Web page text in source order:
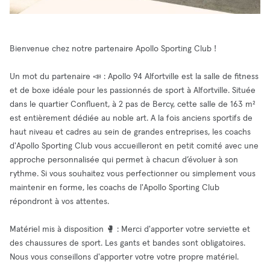
Bienvenue chez notre partenaire Apollo Sporting Club !
Un mot du partenaire 📣 : Apollo 94 Alfortville est la salle de fitness
et de boxe idéale pour les passionnés de sport à Alfortville. Située
dans le quartier Confluent, à 2 pas de Bercy, cette salle de 163 m²
est entièrement dédiée au noble art. A la fois anciens sportifs de
haut niveau et cadres au sein de grandes entreprises, les coachs
d'Apollo Sporting Club vous accueilleront en petit comité avec une
approche personnalisée qui permet à chacun d’évoluer à son
rythme. Si vous souhaitez vous perfectionner ou simplement vous
maintenir en forme, les coachs de l'Apollo Sporting Club
répondront à vos attentes.
Matériel mis à disposition 🥊 : Merci d'apporter votre serviette et
des chaussures de sport. Les gants et bandes sont obligatoires.
Nous vous conseillons d'apporter votre votre propre matériel.